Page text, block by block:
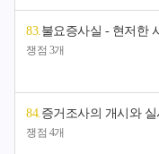
83.불요증사실 - 현저한
쟁점 3개
84.증거조사의 개시와 실
쟁점 4개